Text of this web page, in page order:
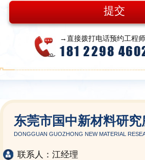
→直接拨打电话预约工程
181 2298
东莞市国中新材料研究
DONGGUAN GUOZHONG NEW MATERIAL
联系人：江经理